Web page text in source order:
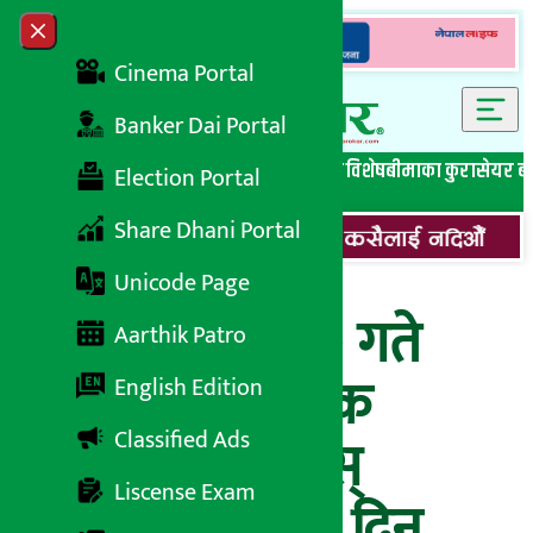
Skip to content
Close menu
Cinema Portal
Banker Dai Portal
Election Portal
Share Dhani Portal
Unicode Page
Aarthik Patro
English Edition
Classified Ads
Liscense Exam
सबै समाचारबेथिति मुर्दाबादबैंकिङ विशेष लघुवित्त विशेषबीमाका कुरासेयर
२०७७ मंसिर १७ गते
बुधबारको ‘आर्थिक
राशिफल’, हेर्नुहोस्